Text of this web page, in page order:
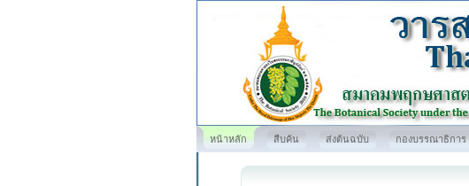
หน้าหลัก สืบค้น ส่งต้นฉบับ กองบรรณาธิการ